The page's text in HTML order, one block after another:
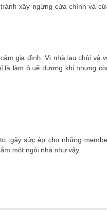
xây ngừng cửa chính và
gia đình. Vì nhà lau chùi và
là làm ô uế dương khí nhưng
gây sức ép cho những
một ngôi nhà như vậy.